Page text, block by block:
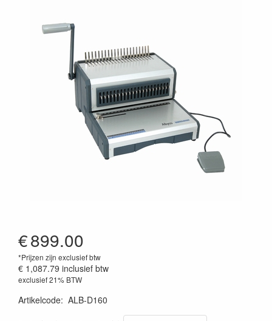
€899.00
*Prijzen zijn exclusief btw
€ 1,087.79 inclusief btw
exclusief 21% BTW
Artikelcode: ALB-D160